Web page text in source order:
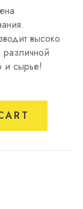
высоко
различной
и сырье!